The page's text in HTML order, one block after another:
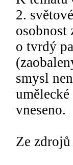
2.
osobnost
o tvrdý
smysl
vneseno.
Ze